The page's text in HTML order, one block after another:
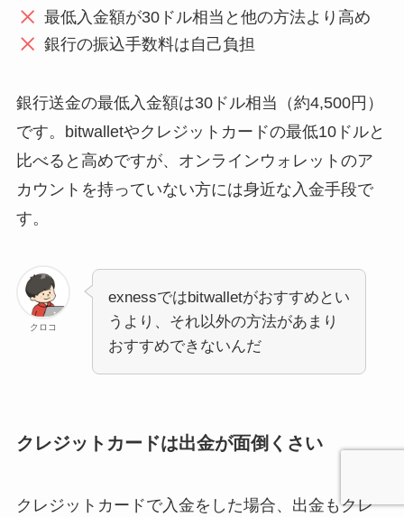
最低入金額が30ドル相当と他の方法より高め
銀行の振込手数料は自己負担
銀行送金の最低入金額は30ドル相当（約4,500円）
です。bitwalletやクレジットカードの最低10ドルと
比べると高めですが、オンラインウォレットのア
カウントを持っていない方には身近な入金手段で
す。
クロコ
exnessではbitwalletがおすすめとい
うより、それ以外の方法があまり
おすすめできないんだ
クレジットカードは出金が面倒くさい
クレジットカードで入金をした場合、出金もクレ